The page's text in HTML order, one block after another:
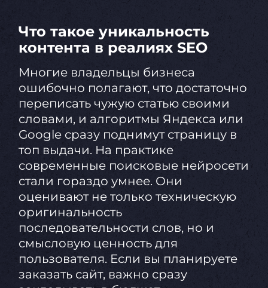
Что такое уникальность
контента в реалиях SEO
Многие владельцы бизнеса
ошибочно полагают, что достаточно
переписать чужую статью своими
словами, и алгоритмы Яндекса или
Google сразу поднимут страницу в
топ выдачи. На практике
современные поисковые нейросети
стали гораздо умнее. Они
оценивают не только техническую
оригинальность
последовательности слов, но и
смысловую ценность для
пользователя. Если вы планируете
заказать сайт, важно сразу